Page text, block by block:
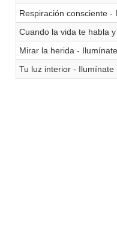
Respiración consciente -
Cuando la vida te habla
Mirar la herida -
Tu luz interior - Ilumínate